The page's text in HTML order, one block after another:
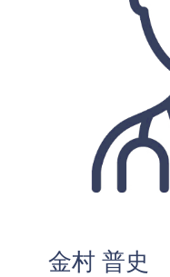
金村 普史